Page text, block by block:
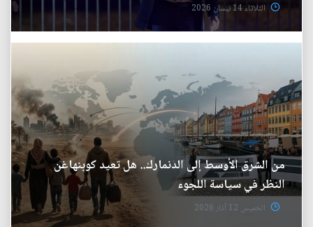
الثلاثاء 14 نيسان 2026
من الشرق الأوسط إلى الدنمارك.. هل تعيد كوبنهاغن
النظر في سياسة اللجوء
الخميس 12 آذار 2026